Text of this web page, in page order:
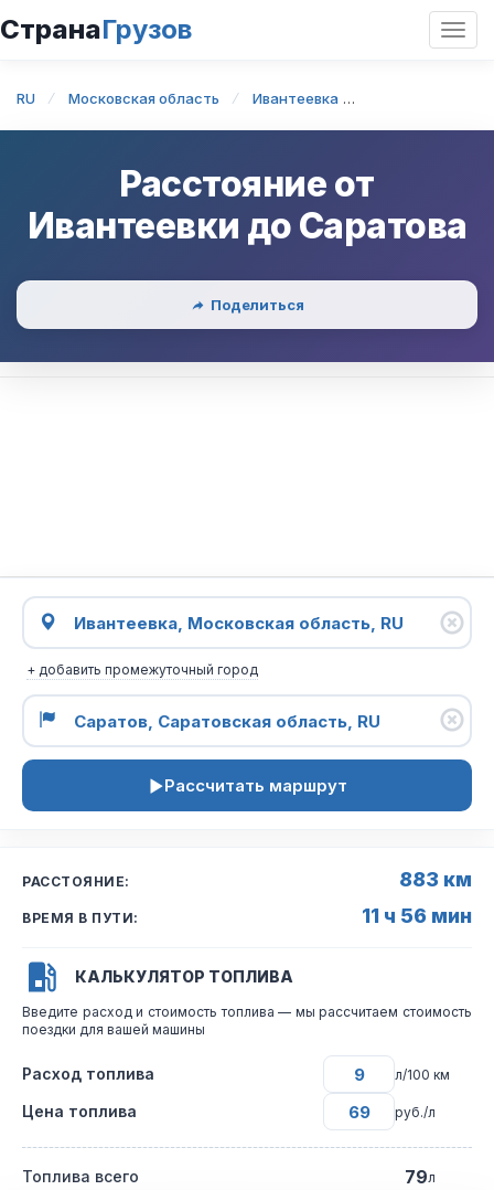
СтранаГрузов
RU Московская область Ивантеевка
Расстояние от
Ивантеевки до Саратова
Поделиться
+ добавить промежуточный город
Рассчитать маршрут
РАССТОЯНИЕ: 883 км
ВРЕМЯ В ПУТИ: 11 ч 56 мин
КАЛЬКУЛЯТОР ТОПЛИВА
Введите расход и стоимость топлива — мы рассчитаем стоимость
поездки для вашей машины
Расход топлива л/100 км
Цена топлива руб./л
Топлива всего 79л